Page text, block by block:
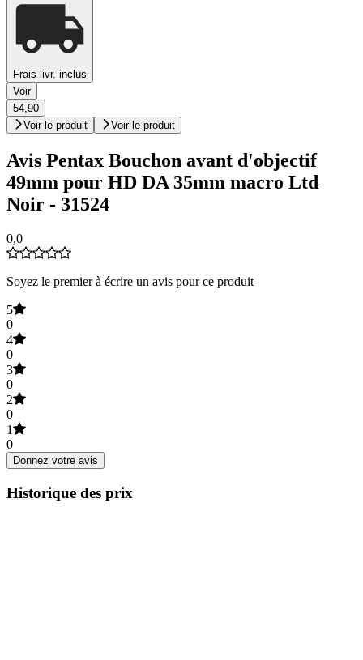
Frais livr. inclus
Voir
54,90
Voir le produit
Voir le produit
Avis Pentax Bouchon avant d'objectif
49mm pour HD DA 35mm macro Ltd
Noir - 31524
0,0
Soyez le premier à écrire un avis pour ce produit
5
0
4
0
3
0
2
0
1
0
Donnez votre avis
Historique des prix